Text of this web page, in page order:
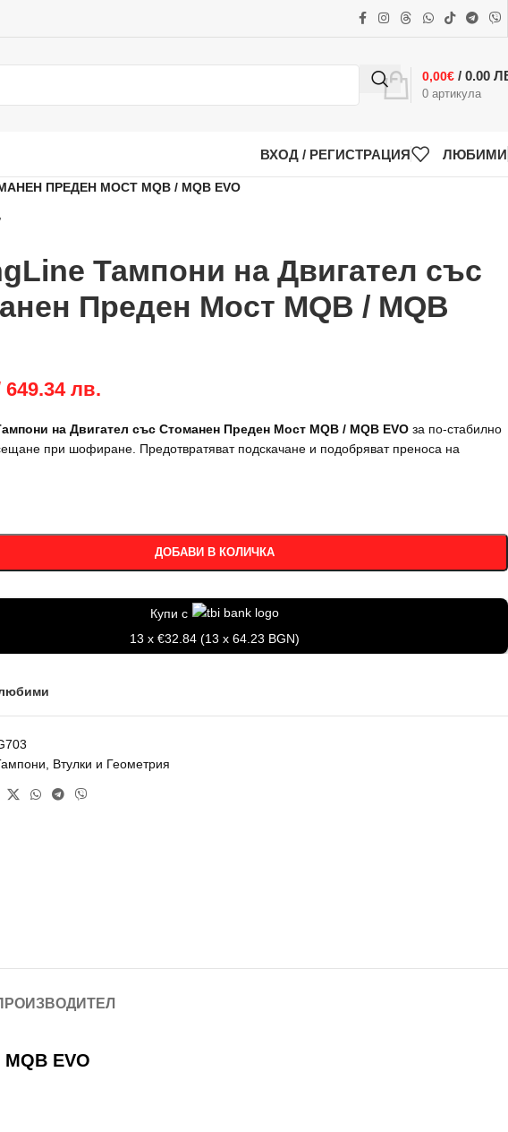
0 артикула
0,00€ / 0.00
ВХОД / РЕГИСТРАЦИЯ ЛЮБИМИ
ПРЕДЕН МОСТ MQB / MQB EVO
Тампони на Двигател със
Преден Мост MQB / MQB
649.34 лв.
на Двигател със Стоманен Преден Мост MQB / MQB EVO за по-стабилно
при шофиране. Предотвратяват подскачане и подобряват преноса на
ДОБАВИ В КОЛИЧКА
Купи с
13 x €32.84 (13 x 64.23 BGN)
Втулки и Геометрия
EVO